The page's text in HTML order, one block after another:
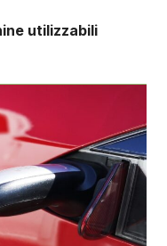
utilizzabili